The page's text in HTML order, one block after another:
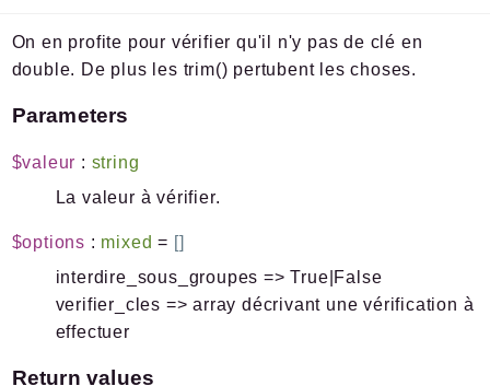
On en profite pour vérifier qu'il n'y pas de clé en
double. De plus les trim() pertubent les choses.
Parameters
$valeur : string
La valeur à vérifier.
$options : mixed = []
interdire_sous_groupes => True|False
verifier_cles => array décrivant une vérification à
effectuer
Return values